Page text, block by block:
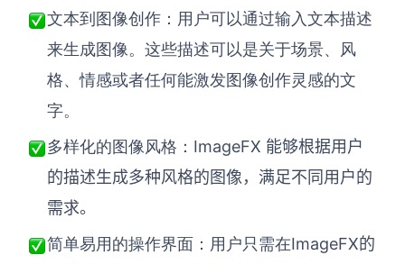
文本到图像创作：用户可以通过输入文本描述
来生成图像。这些描述可以是关于场景、风
格、情感或者任何能激发图像创作灵感的文
字。
多样化的图像风格： ImageFX 能够根据用户
的描述生成多种风格的图像，满足不同用户的
需求。
简单易用的操作界面：用户只需在ImageFX的